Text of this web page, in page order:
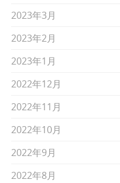
2023年3月
2023年2月
2023年1月
2022年12月
2022年11月
2022年10月
2022年9月
2022年8月